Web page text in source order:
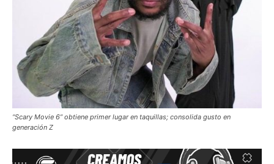
“Scary Movie 6” obtiene primer lugar en taquillas; consolida gusto en
generación Z